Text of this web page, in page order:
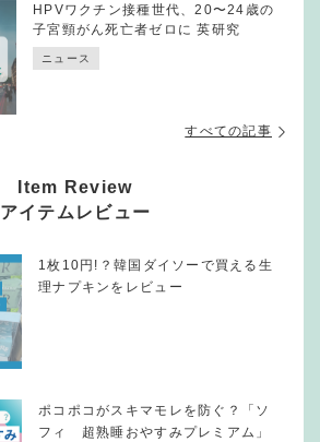
HPVワクチン接種世代、20〜24歳の
子宮頸がん死亡者ゼロに 英研究
ニュース
すべての記事
Item Review
アイテムレビュー
1枚10円!？韓国ダイソーで買える生
理ナプキンをレビュー
ポコポコがスキマモレを防ぐ？「ソ
フィ 超熟睡おやすみプレミアム」